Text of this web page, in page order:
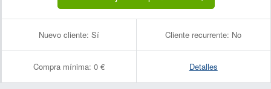
Nuevo cliente: Sí Cliente recurrente: No
Compra mínima: 0 € Detalles